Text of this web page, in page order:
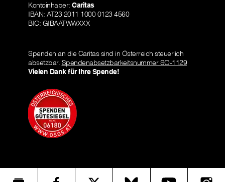
Kontoinhaber: Caritas
IBAN: AT23 2011 1000 0123 4560
BIC: GIBAATWWXXX
Spenden an die Caritas sind in Österreich steuerlich
absetzbar. Spendenabsetzbarkeitsnummer SO-1129
Vielen Dank für Ihre Spende!